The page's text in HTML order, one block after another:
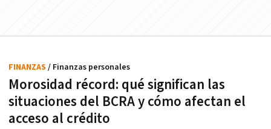
Morosidad récord: qué significan las
situaciones del BCRA y cómo afectan el
acceso al crédito
FINANZAS / Finanzas personales